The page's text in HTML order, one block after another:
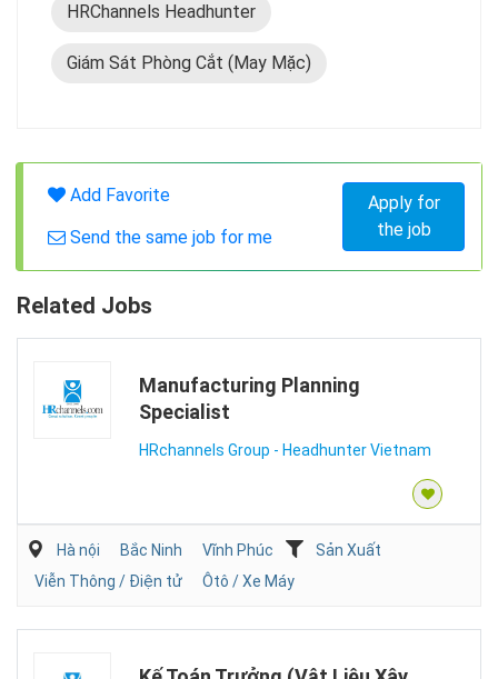
HRChannels Headhunter
Giám Sát Phòng Cắt (May Mặc)
Add Favorite
Send the same job for me
Apply for
the job
Related Jobs
Manufacturing Planning
Specialist
HRchannels Group - Headhunter Vietnam
Hà nội Bắc Ninh Vĩnh Phúc
Sản Xuất
Viễn Thông / Điện tử
Ôtô / Xe Máy